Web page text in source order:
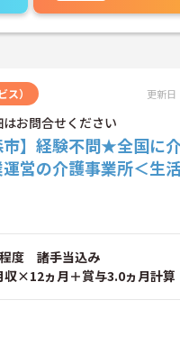
） 更新日
お問合せください
市】経験不問★全国に
営の介護事業所＜生
程度 諸手当込み
収×12ヵ月＋賞与3.0ヵ月計算